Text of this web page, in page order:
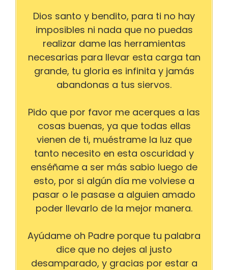
Dios santo y bendito, para ti no hay
imposibles ni nada que no puedas
realizar dame las herramientas
necesarias para llevar esta carga tan
grande, tu gloria es infinita y jamás
abandonas a tus siervos.
Pido que por favor me acerques a las
cosas buenas, ya que todas ellas
vienen de ti, muéstrame la luz que
tanto necesito en esta oscuridad y
enséñame a ser más sabio luego de
esto, por si algún día me volviese a
pasar o le pasase a alguien amado
poder llevarlo de la mejor manera.
Ayúdame oh Padre porque tu palabra
dice que no dejes al justo
desamparado, y gracias por estar a